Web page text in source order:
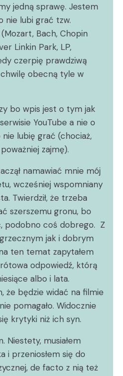
jedną sprawę. Jestem
nie lubi grać tzw.
Bach, Chopin
Linkin Park, LP,
czerpię prawdziwą
obecną tyle w
bo wpis jest o tym jak
YouTube a nie o
lubię grać (chociaż,
zajmę).
namawiać mnie mój
wcześniej wspomniany
Twierdził, że trzeba
szerszemu gronu, bo
podobno coś dobrego. Z
jak i dobrym
ten temat zapytałem
odpowiedź, którą
albo i lata.
że będzie widać na filmie
pomagało. Widocznie
krytyki niż ich syn.
Niestety, musiałem
i przeniosłem się do
de facto z nią też